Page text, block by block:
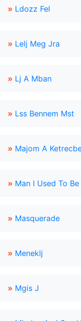
» Ldozz Fel
» Lelj Meg Jra
» Lj A Mban
» Lss Bennem Mst
» Majom A
» Man I Used To Be
» Masquerade
» Meneklj
» Mgis J